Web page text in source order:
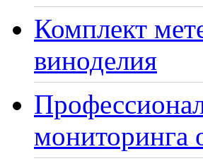
Комплект
виноделия